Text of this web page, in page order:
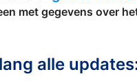
met gegevens over
alle